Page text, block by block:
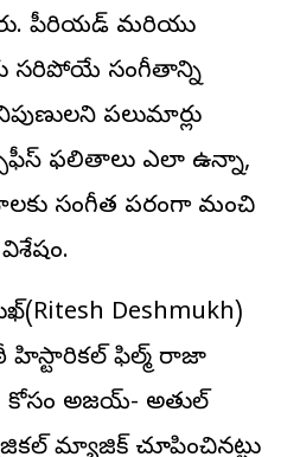
పీరియడ్ మరియు
సరిపోయే సంగీతాన్ని
పలుమార్లు
ఫలితాలు ఎలా ఉన్నా,
సంగీత పరంగా మంచి
Deshmukh)
హిస్టారిక‌ల్ ఫిల్మ్ రాజా
కోసం అజయ్- అతుల్
మ్యాజిక్ చూపించినట్టు